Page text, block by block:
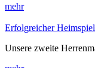
mehr
Erfolgreicher
Unsere zweite